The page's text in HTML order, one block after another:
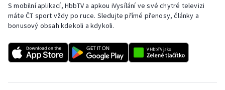
Rychlostní kanoistika
Short track
Sportovní střelba
S mobilní aplikací, HbbTV a apkou iVysílání ve své chytré televizi
máte ČT sport vždy po ruce. Sledujte přímé přenosy, články a
bonusový obsah kdekoli a kdykoli.